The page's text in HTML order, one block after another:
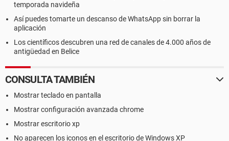
temporada navideña
Así puedes tomarte un descanso de WhatsApp sin borrar la
aplicación
Los científicos descubren una red de canales de 4.000 años de
antigüedad en Belice
CONSULTA TAMBIÉN
Mostrar teclado en pantalla
Mostrar configuración avanzada chrome
Mostrar escritorio xp
No aparecen los iconos en el escritorio de Windows XP